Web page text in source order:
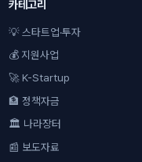
카테고리
💡 스타트업·투자
💰 지원사업
🚀 K-Startup
🏦 정책자금
🏛 나라장터
📰 보도자료